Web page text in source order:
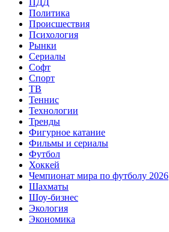
Политика
Происшествия
Психология
Рынки
Сериалы
Софт
Спорт
ТВ
Теннис
Технологии
Тренды
Фигурное катание
Фильмы и сериалы
Футбол
Хоккей
Чемпионат мира по футболу 2026
Шахматы
Шоу-бизнес
Экология
Экономика